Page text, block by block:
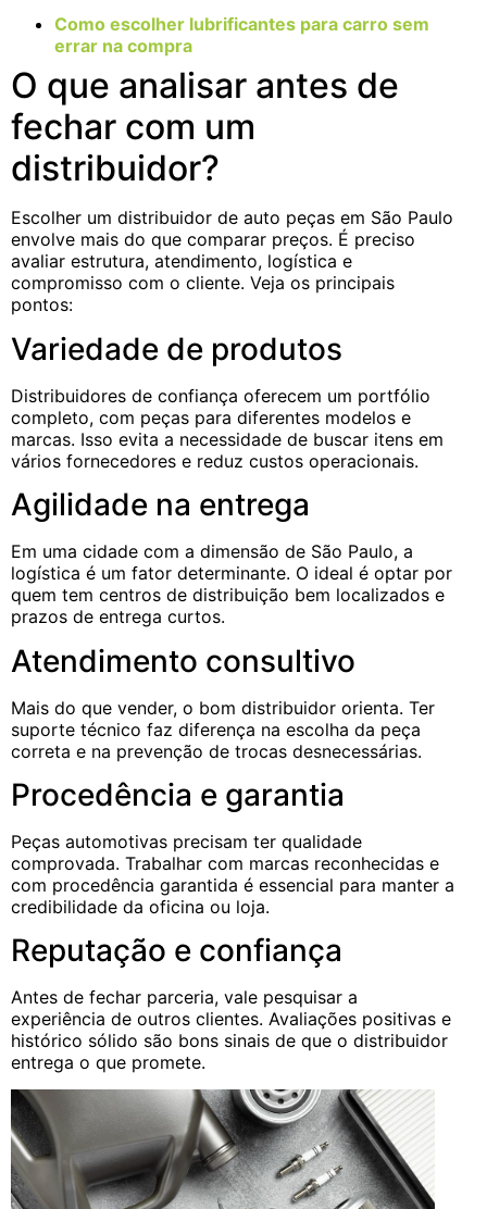
Como escolher lubrificantes para carro sem
errar na compra
O que analisar antes de
fechar com um
distribuidor?
Escolher um distribuidor de auto peças em São Paulo
envolve mais do que comparar preços. É preciso
avaliar estrutura, atendimento, logística e
compromisso com o cliente. Veja os principais
pontos:
Variedade de produtos
Distribuidores de confiança oferecem um portfólio
completo, com peças para diferentes modelos e
marcas. Isso evita a necessidade de buscar itens em
vários fornecedores e reduz custos operacionais.
Agilidade na entrega
Em uma cidade com a dimensão de São Paulo, a
logística é um fator determinante. O ideal é optar por
quem tem centros de distribuição bem localizados e
prazos de entrega curtos.
Atendimento consultivo
Mais do que vender, o bom distribuidor orienta. Ter
suporte técnico faz diferença na escolha da peça
correta e na prevenção de trocas desnecessárias.
Procedência e garantia
Peças automotivas precisam ter qualidade
comprovada. Trabalhar com marcas reconhecidas e
com procedência garantida é essencial para manter a
credibilidade da oficina ou loja.
Reputação e confiança
Antes de fechar parceria, vale pesquisar a
experiência de outros clientes. Avaliações positivas e
histórico sólido são bons sinais de que o distribuidor
entrega o que promete.